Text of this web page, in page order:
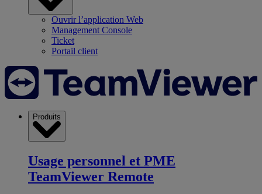
Ouvrir l’application Web
Management Console
Ticket
Portail client
Produits
Usage personnel et PME
TeamViewer Remote